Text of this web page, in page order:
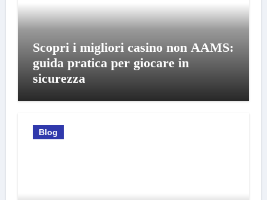
Scopri i migliori casino non AAMS:
guida pratica per giocare in
sicurezza
Blog